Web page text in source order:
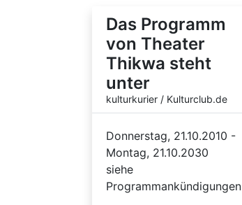
Das Programm
von Theater
Thikwa steht
unter
kulturkurier / Kulturclub.de
Donnerstag, 21.10.2010 -
Montag, 21.10.2030
siehe
Programmankündigungen